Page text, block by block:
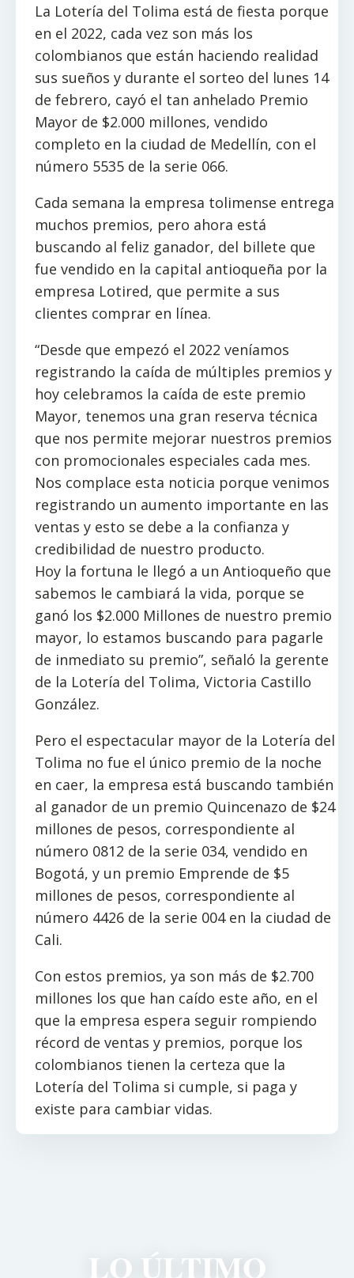
La Lotería del Tolima está de fiesta porque
en el 2022, cada vez son más los
colombianos que están haciendo realidad
sus sueños y durante el sorteo del lunes 14
de febrero, cayó el tan anhelado Premio
Mayor de $2.000 millones, vendido
completo en la ciudad de Medellín, con el
número 5535 de la serie 066.
Cada semana la empresa tolimense entrega
muchos premios, pero ahora está
buscando al feliz ganador, del billete que
fue vendido en la capital antioqueña por la
empresa Lotired, que permite a sus
clientes comprar en línea.
“Desde que empezó el 2022 veníamos
registrando la caída de múltiples premios y
hoy celebramos la caída de este premio
Mayor, tenemos una gran reserva técnica
que nos permite mejorar nuestros premios
con promocionales especiales cada mes.
Nos complace esta noticia porque venimos
registrando un aumento importante en las
ventas y esto se debe a la confianza y
credibilidad de nuestro producto.
Hoy la fortuna le llegó a un Antioqueño que
sabemos le cambiará la vida, porque se
ganó los $2.000 Millones de nuestro premio
mayor, lo estamos buscando para pagarle
de inmediato su premio”, señaló la gerente
de la Lotería del Tolima, Victoria Castillo
González.
Pero el espectacular mayor de la Lotería del
Tolima no fue el único premio de la noche
en caer, la empresa está buscando también
al ganador de un premio Quincenazo de $24
millones de pesos, correspondiente al
número 0812 de la serie 034, vendido en
Bogotá, y un premio Emprende de $5
millones de pesos, correspondiente al
número 4426 de la serie 004 en la ciudad de
Cali.
Con estos premios, ya son más de $2.700
millones los que han caído este año, en el
que la empresa espera seguir rompiendo
récord de ventas y premios, porque los
colombianos tienen la certeza que la
Lotería del Tolima si cumple, si paga y
existe para cambiar vidas.
LO ÚLTIMO